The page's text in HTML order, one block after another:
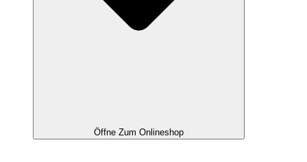
Öffne Zum Onlineshop